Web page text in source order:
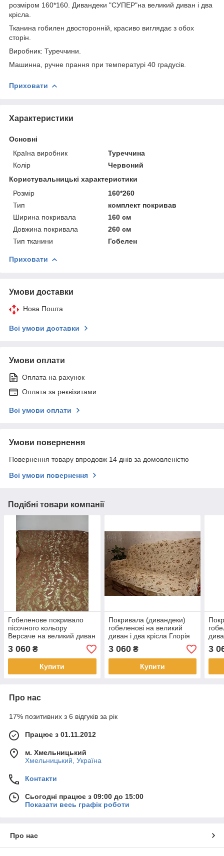
розміром 160*160. Дивандеки "СУПЕР"на великий диван і два
крісла.
Тканина гобилен двосторонній, красиво виглядає з обох
сторін.
Виробник: Туреччини.
Машинна, ручне прання при температурі 40 градусів.
Приховати
Характеристики
Основні
Країна виробник
Туреччина
Колір
Червоний
Користувальницькі характеристики
Розмір
160*260
Тип
комплект покривав
Ширина покривала
160 см
Довжина покривала
260 см
Тип тканини
Гобелен
Приховати
Умови доставки
Нова Пошта
Всі умови доставки
Умови оплати
Оплата на рахунок
Оплата за реквізитами
Всі умови оплати
Умови повернення
Повернення товару впродовж 14 днів за домовленістю
Всі умови повернення
Подібні товари компанії
Гобеленове покривало
пісочного кольору
Версаче на великий диван
і два крісла
3 060 ₴
Купити
Покривала (дивандеки)
гобеленові на великий
диван і два крісла Глорія
беж
3 060₴
Купити
3
Про нас
17% позитивних з 6 відгуків за рік
Працює з 01.11.2012
м. Хмельницький
Хмельницький, Україна
Контакти
Сьогодні працює з 09:00 до 15:00
Показати весь графік роботи
Про нас